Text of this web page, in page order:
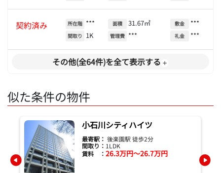
契約済み 所在階 ***
間取り 1K
面積 31.67㎡
管理費 ***
敷金 ***
礼金 ***
その他(全64件)を全て表示する
似た条件の物件
小石川シティハイツ
最寄駅： 後楽園駅 徒歩2分
間取り： 1LDK
賃料 ： 26.3万円～26.7万円